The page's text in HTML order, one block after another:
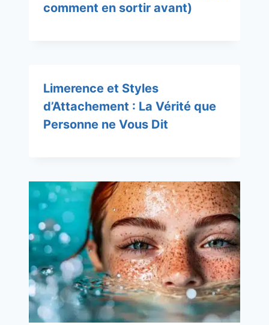
comment en sortir avant)
Limerence et Styles
d’Attachement : La Vérité que
Personne ne Vous Dit